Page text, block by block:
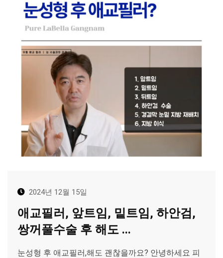
2024년 12월 15일
애교필러, 앞트임, 밑트임, 하안검,
쌍꺼풀수술 후 해도 ...
눈성형 후 애교필러,해도 괜찮을까요? 안녕하세요 피